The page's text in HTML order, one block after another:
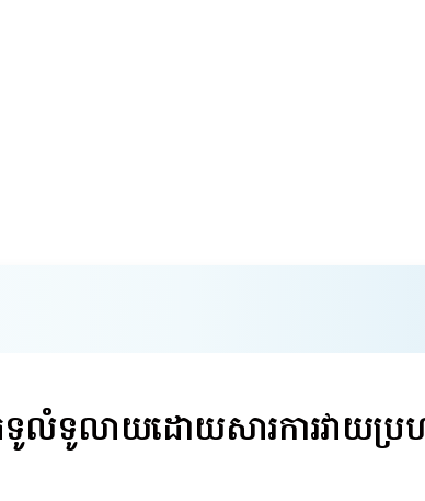
លំទូលាយដោយសារការវាយប្រហ